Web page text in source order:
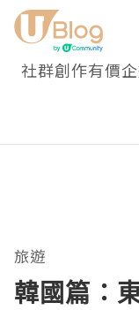
社群創作有價
旅遊
韓國篇：